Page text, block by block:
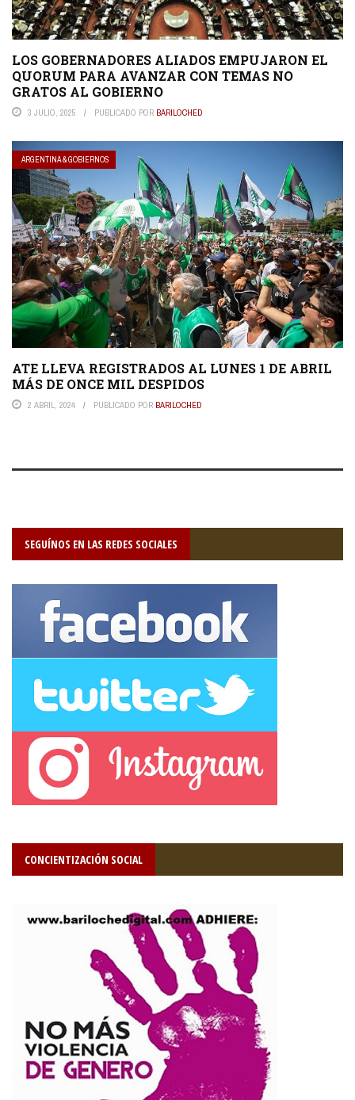
LOS GOBERNADORES ALIADOS EMPUJARON EL
QUORUM PARA AVANZAR CON TEMAS NO
GRATOS AL GOBIERNO
3 JULIO, 2025 PUBLICADO POR BARILOCHED
ARGENTINA & GOBIERNOS
ATE LLEVA REGISTRADOS AL LUNES 1 DE ABRIL
MÁS DE ONCE MIL DESPIDOS
2 ABRIL, 2024 PUBLICADO POR BARILOCHED
SEGUÍNOS EN LAS REDES SOCIALES
CONCIENTIZACIÓN SOCIAL